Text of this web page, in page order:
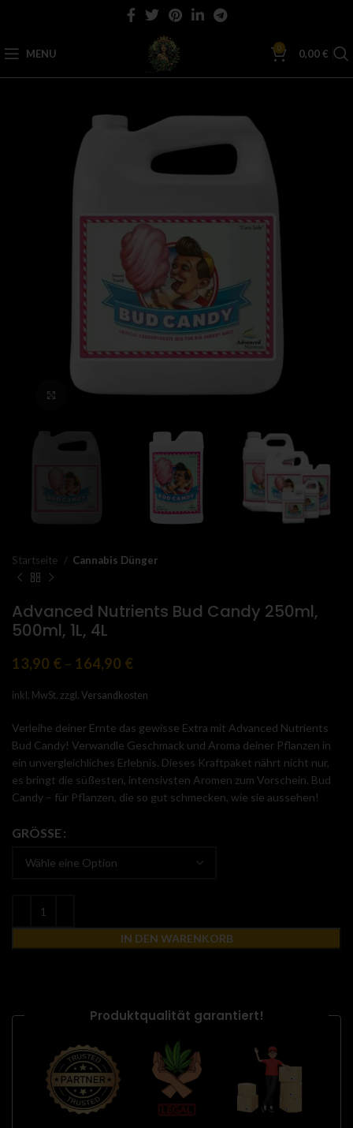
MENU 0 0,00€
Click to enlarge
Startseite Cannabis Dünger
Advanced Nutrients Bud Candy 250ml,
500ml, 1L, 4L
13,90 € – 164,90 €
inkl. MwSt. zzgl. Versandkosten
Verleihe deiner Ernte das gewisse Extra mit Advanced Nutrients
Bud Candy! Verwandle Geschmack und Aroma deiner Pflanzen in
ein unvergleichliches Erlebnis. Dieses Kraftpaket nährt nicht nur,
es bringt die süßesten, intensivsten Aromen zum Vorschein. Bud
Candy – für Pflanzen, die so gut schmecken, wie sie aussehen!
GRÖSSE
IN DEN WARENKORB
Produktqualität garantiert!